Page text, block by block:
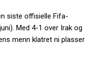
siste offisielle Fifa-
Med 4-1 over Irak og
menn klatret ni plasser